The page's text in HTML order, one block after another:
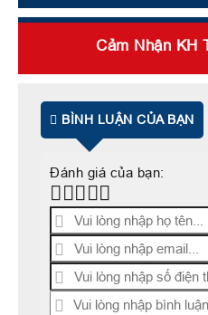
Cảm Nhận KH
BÌNH LUẬN CỦA BẠN
Đánh giá của bạn: